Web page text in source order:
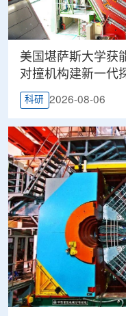
美国堪萨斯大学获
对撞机构建新一代
科研 2026-08-06